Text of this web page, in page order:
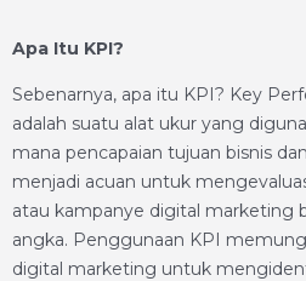
Apa Itu KPI?
Sebenarnya, apa itu KPI? Key
adalah suatu alat ukur yang
mana pencapaian tujuan bisnis
menjadi acuan untuk
atau kampanye digital marketing
angka. Penggunaan KPI
digital marketing untuk